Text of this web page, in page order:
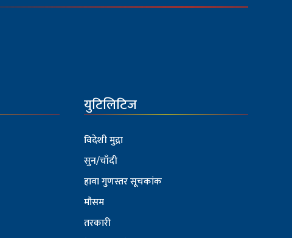
युटिलिटिज
विदेशी मुद्रा
सुन/चाँदी
हावा गुणस्तर सूचकांक
मौसम
तरकारी